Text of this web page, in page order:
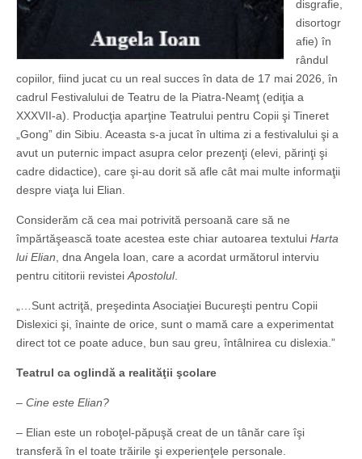
disgrafie,
disortogr
afie) în
rândul
copiilor, fiind jucat cu un real succes în data de 17 mai 2026, în
cadrul Festivalului de Teatru de la Piatra-Neamţ (ediţia a
XXXVII-a). Producţia aparţine Teatrului pentru Copii şi Tineret
„Gong” din Sibiu. Aceasta s-a jucat în ultima zi a festivalului şi a
avut un puternic impact asupra celor prezenţi (elevi, părinţi şi
cadre didactice), care şi-au dorit să afle cât mai multe informaţii
despre viaţa lui Elian.
Considerăm că cea mai potrivită persoană care să ne
împărtăşească toate acestea este chiar autoarea textului Harta
lui Elian, dna Angela Ioan, care a acordat următorul interviu
pentru cititorii revisteiApostolul.
„…Sunt actriţă, preşedinta Asociaţiei Bucureşti pentru Copii
Dislexici şi, înainte de orice, sunt o mamă care a experimentat
direct tot ce poate aduce, bun sau greu, întâlnirea cu dislexia.”
Teatrul ca oglindă a realităţii şcolare
– Cine este Elian?
– Elian este un roboţel-păpuşă creat de un tânăr care îşi
transferă în el toate trăirile şi experienţele personale.